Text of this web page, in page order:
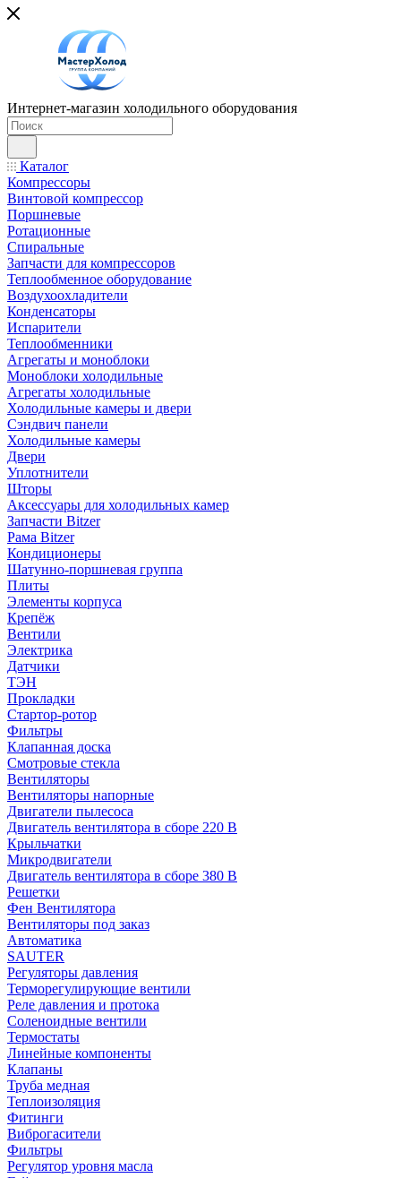
Интернет-магазин холодильного оборудования
Каталог
Компрессоры
Винтовой компрессор
Поршневые
Ротационные
Спиральные
Запчасти для компрессоров
Теплообменное оборудование
Воздухоохладители
Конденсаторы
Испарители
Теплообменники
Агрегаты и моноблоки
Моноблоки холодильные
Агрегаты холодильные
Холодильные камеры и двери
Сэндвич панели
Холодильные камеры
Двери
Уплотнители
Шторы
Аксессуары для холодильных камер
Запчасти Bitzer
Рама Bitzer
Кондиционеры
Шатунно-поршневая группа
Плиты
Элементы корпуса
Крепёж
Вентили
Электрика
Датчики
ТЭН
Прокладки
Стартор-ротор
Фильтры
Клапанная доска
Смотровые стекла
Вентиляторы
Вентиляторы напорные
Двигатели пылесоса
Двигатель вентилятора в сборе 220 В
Крыльчатки
Микродвигатели
Двигатель вентилятора в сборе 380 В
Решетки
Фен Вентилятора
Вентиляторы под заказ
Автоматика
SAUTER
Регуляторы давления
Терморегулирующие вентили
Реле давления и протока
Соленоидные вентили
Термостаты
Линейные компоненты
Клапаны
Труба медная
Теплоизоляция
Фитинги
Виброгасители
Фильтры
Регулятор уровня масла